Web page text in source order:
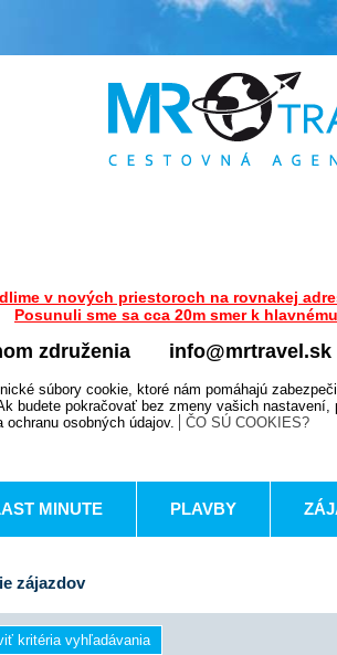
v nových priestoroch na rovnakej
Posunuli sme sa cca 20m smer k
združenia
súbory cookie, ktoré nám pomáhajú
budete pokračovať bez zmeny vašich
osobných údajov.
ČO SÚ COOKIES?
MINUTE PLAVBY
zájazdov